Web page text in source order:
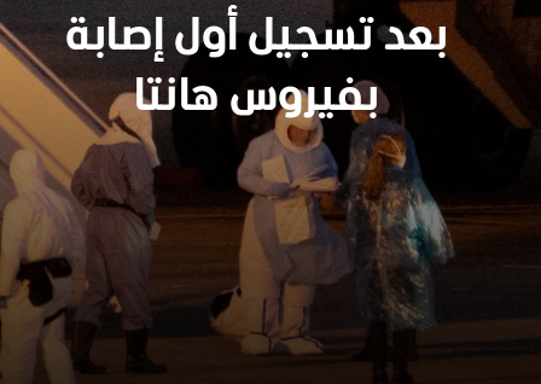
بعد تسجيل أول إصابة
بفيروس هانتا